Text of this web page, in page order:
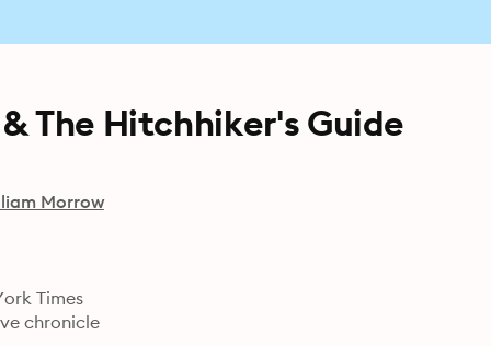
The Hitchhiker's Guide
Morrow
Times
chronicle